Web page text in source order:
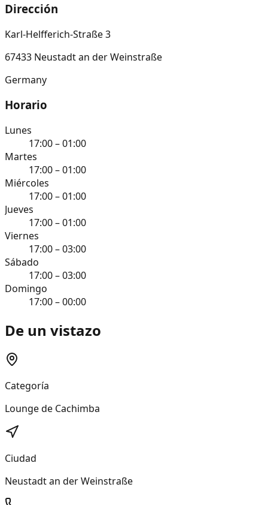
Dirección
Karl-Helfferich-Straße 3
67433 Neustadt an der Weinstraße
Germany
Horario
Lunes
17:00 – 01:00
Martes
17:00 – 01:00
Miércoles
17:00 – 01:00
Jueves
17:00 – 01:00
Viernes
17:00 – 03:00
Sábado
17:00 – 03:00
Domingo
17:00 – 00:00
De un vistazo
Categoría
Lounge de Cachimba
Ciudad
Neustadt an der Weinstraße